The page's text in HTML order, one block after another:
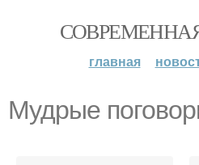
главная
Мудрые